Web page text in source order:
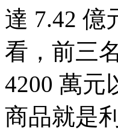
達 7.42 億
看，前三
4200 萬元
商品就是